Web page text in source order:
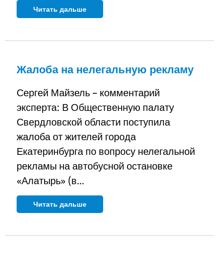
Читать дальше
Жалоба на нелегальную рекламу
Сергей Майзель – комментарий
эксперта: В Общественную палату
Свердловской области поступила
жалоба от жителей города
Екатеринбурга по вопросу нелегальной
рекламы на автобусной остановке
«Алатырь» (в...
Читать дальше